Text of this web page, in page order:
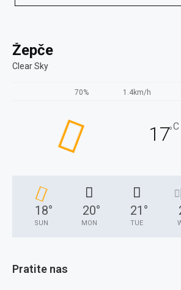
Žepče
Clear Sky
70% 1.4km/h
17°C
18°
SUN
20°
MON
21 °
TUE
Pratite nas